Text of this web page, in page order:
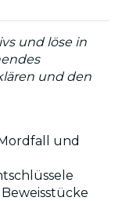
und löse in
und den
und